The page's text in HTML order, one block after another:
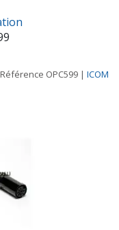
Référence OPC599 | ICOM